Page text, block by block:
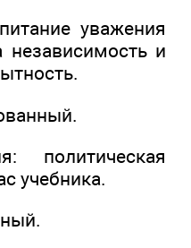
уважения
независимость и
политическая
учебника.